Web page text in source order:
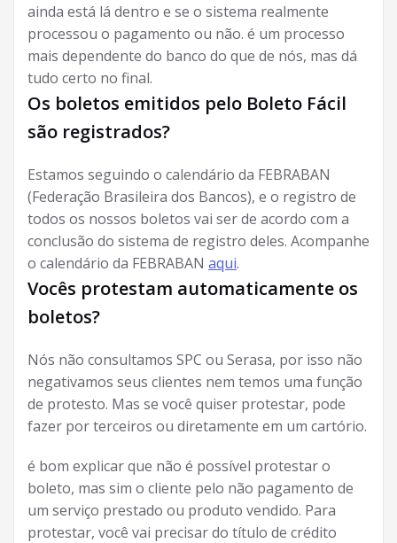
ainda está lá dentro e se o sistema realmente
processou o pagamento ou não. é um processo
mais dependente do banco do que de nós, mas dá
tudo certo no final.
Os boletos emitidos pelo Boleto Fácil
são registrados?
Estamos seguindo o calendário da FEBRABAN
(Federação Brasileira dos Bancos), e o registro de
todos os nossos boletos vai ser de acordo com a
conclusão do sistema de registro deles. Acompanhe
o calendário da FEBRABAN aqui.
Vocês protestam automaticamente os
boletos?
Nós não consultamos SPC ou Serasa, por isso não
negativamos seus clientes nem temos uma função
de protesto. Mas se você quiser protestar, pode
fazer por terceiros ou diretamente em um cartório.
é bom explicar que não é possível protestar o
boleto, mas sim o cliente pelo não pagamento de
um serviço prestado ou produto vendido. Para
protestar, você vai precisar do título de crédito